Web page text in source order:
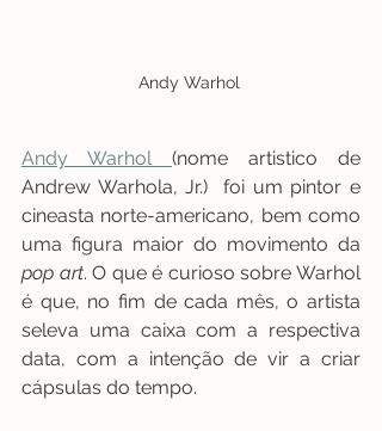
Andy Warhol
Andy Warhol (nome artistico de
Andrew Warhola, Jr.)  foi um pintor e
cineasta norte-americano, bem como
pop art. O que é curioso sobre Warhol
é que, no fim de cada mês, o artista
seleva uma caixa com a respectiva
data, com a intenção de vir a criar
cápsulas do tempo.